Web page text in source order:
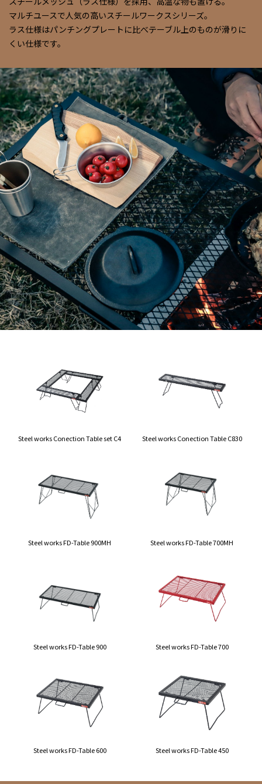
マルチユースで人気の高いスチールワークスシリーズ。
ラス仕様はパンチングプレートに比べテーブル上のものが滑りに
くい仕様です。
Steel works Conection Table set C4 Steel works Conection Table C830
Steel works FD-Table 900MH Steel works FD-Table 700MH
Steel works FD-Table 900 Steel works FD-Table 700
Steel works FD-Table 600 Steel works FD-Table 450